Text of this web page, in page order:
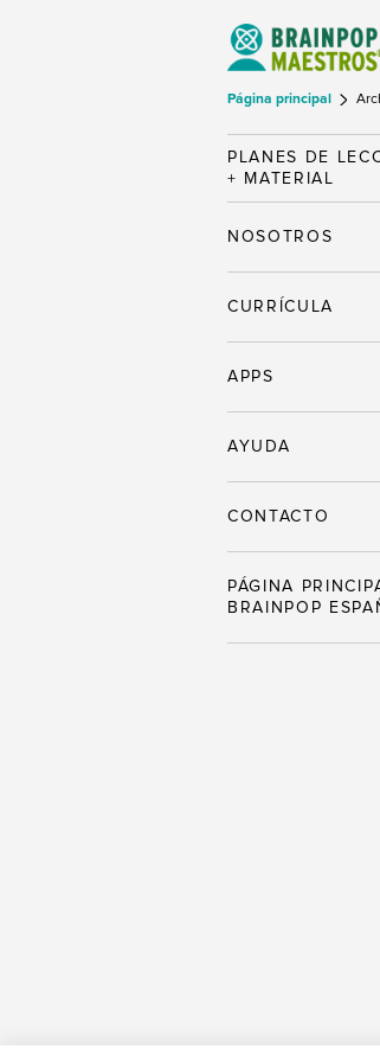
Página principal
PLANES DE
+ MATERIAL
NOSOTROS
CURRÍCULA
APPS
AYUDA
CONTACTO
PÁGINA
BRAINPOP